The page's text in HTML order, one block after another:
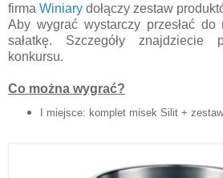
firma Winiary dołączy zestaw
Aby wygrać wystarczy przesłać
sałatkę. Szczegóły znajdziecie
konkursu.
Co można wygrać?
I miejsce: komplet misek Silit +